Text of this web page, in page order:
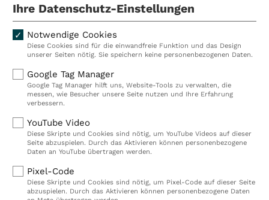
Kliniken
Ambulant
Reha
Prävention
Karriere
VITREA Deutschland
IMPRESSUM
HINWEISGEBERSYSTEM
AUFSICHTSBEHÖRDEN
Ihre Datenschutz-Einstellungen
Notwendige Cookies
Diese Cookies sind für die einwandfreie Funktion und das Design
unserer Seiten nötig. Sie speichern keine personenbezogenen Daten.
Google Tag Manager
Google Tag Manager hilft uns, Website-Tools zu verwalten, die
messen, wie Besucher unsere Seite nutzen und Ihre Erfahrung
verbessern.
YouTube Video
Diese Skripte und Cookies sind nötig, um YouTube Videos auf dieser
Seite abzuspielen. Durch das Aktivieren können personenbezogene
Daten an YouTube übertragen werden.
Pixel-Code
Diese Skripte und Cookies sind nötig, um Pixel-Code auf dieser Seite
abzuspielen. Durch das Aktivieren können personenbezogene Daten